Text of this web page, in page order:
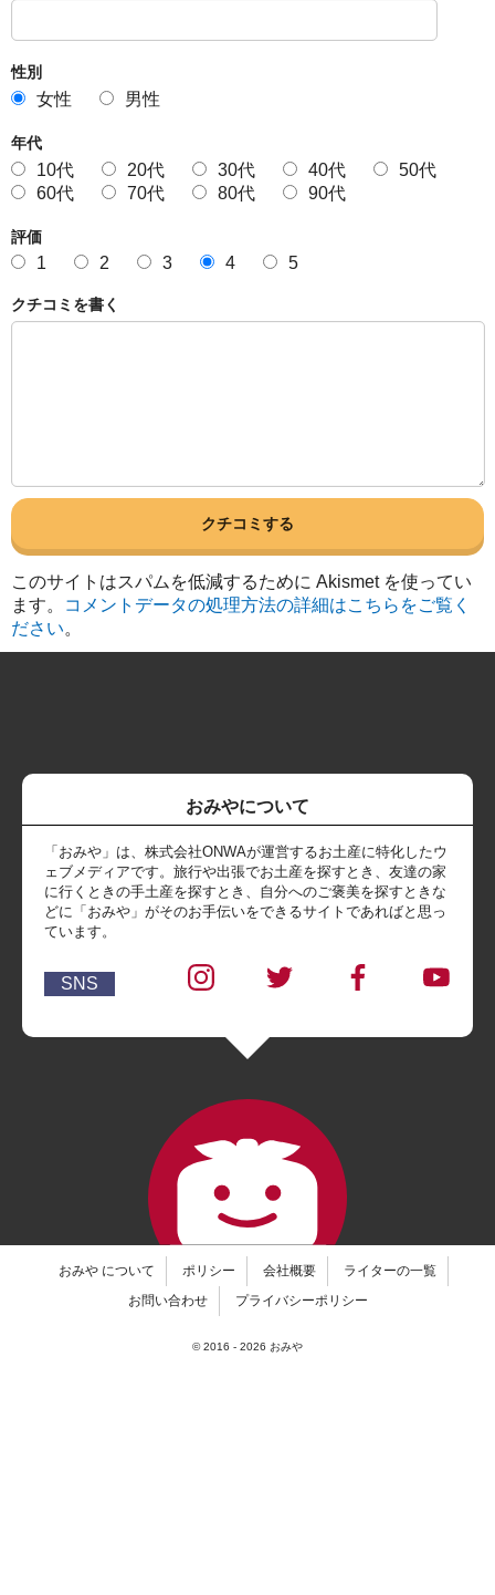
性別
女性 男性
年代
10代 20代 30代 40代
50代
60代
70代 80代 90代
評価
1 2 3 4 5
クチコミを書く
このサイトはスパムを低減するために Akismet を使ってい
ます。
コメントデータの処理方法の詳細はこちらをご覧く
ださい。
おみやについて
「おみや」は、株式会社ONWAが運営するお土産に特化したウ
ェブメディアです。旅行や出張でお土産を探すとき、友達の家
に行くときの手土産を探すとき、自分へのご褒美を探すときな
どに「おみや」がそのお手伝いをできるサイトであればと思っ
ています。
SNS
おみや について ポリシー 会社概要
ライターの一覧
お問い合わせ
プライバシーポリシー
© 2016 - 2026 おみや